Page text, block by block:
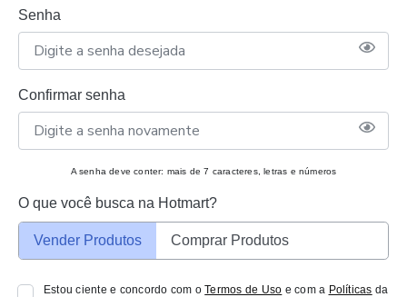
Senha
Confirmar senha
A senha deve conter: mais de 7 caracteres, letras e números
O que você busca na Hotmart?
Vender Produtos Comprar Produtos
Estou ciente e concordo com oTermos de Uso e com a Políticas da